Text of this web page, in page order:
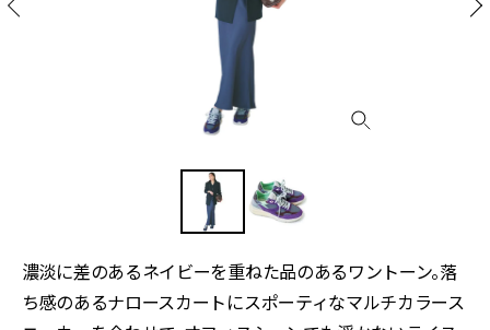
濃淡に差のあるネイビーを重ねた品のあるワントーン。落
ち感のあるナロースカートにスポーティなマルチカラース